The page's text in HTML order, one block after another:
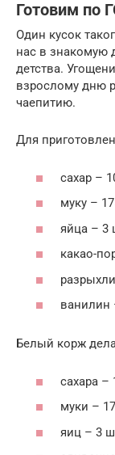
Готовим по
Один кусок
нас в знакомую
детства.
взрослому дню
чаепитию.
Для
сахар –
муку –
яйца – 3
какао-
ванилин
Белый корж
сахара –
муки –
яиц – 3